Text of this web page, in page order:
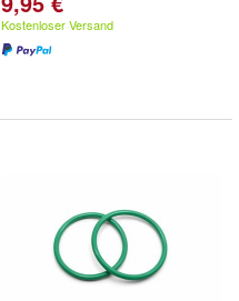
Kostenloser Versand